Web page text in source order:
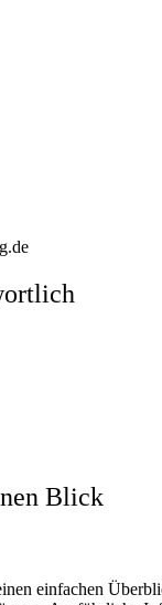
Blick
einfachen